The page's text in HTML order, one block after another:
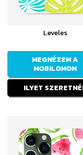
Leveles
MEGNÉZEM A
MOBILOMON
ILYET